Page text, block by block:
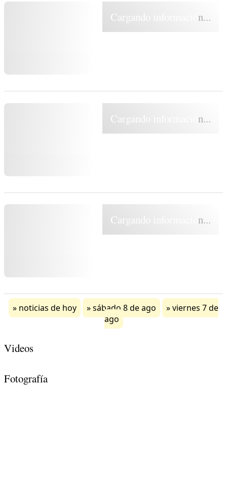
Cargando información...
Cargando información...
Cargando información...
noticias de hoy sábado 8 de ago
viernes 7 de
ago
Videos
Fotografía